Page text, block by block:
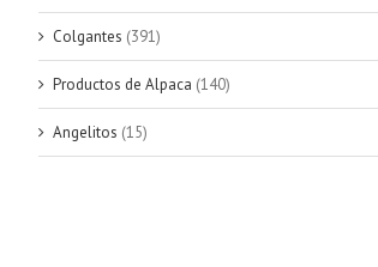
Colgantes (391)
Productos de Alpaca (140)
Angelitos (15)